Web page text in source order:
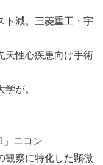
ト減。三菱重工・宇
天性心疾患向け手術
が。
」ニコン
観察に特化した顕微